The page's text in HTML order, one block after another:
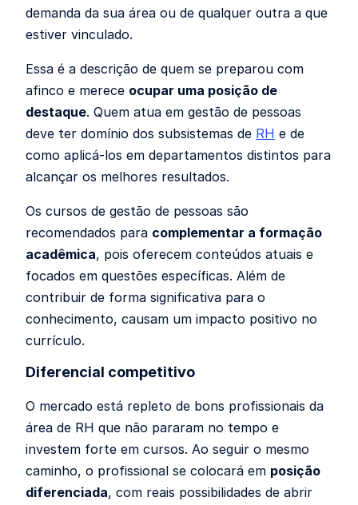
demanda da sua área ou de qualquer outra a que
estiver vinculado.
Essa é a descrição de quem se preparou com
afinco e merece ocupar uma posição de
destaque. Quem atua em gestão de pessoas
deve ter domínio dos subsistemas de RH e de
como aplicá-los em departamentos distintos para
alcançar os melhores resultados.
Os cursos de gestão de pessoas são
recomendados para complementar a formação
acadêmica, pois oferecem conteúdos atuais e
focados em questões específicas. Além de
contribuir de forma significativa para o
conhecimento, causam um impacto positivo no
currículo.
Diferencial competitivo
O mercado está repleto de bons profissionais da
área de RH que não pararam no tempo e
investem forte em cursos. Ao seguir o mesmo
caminho, o profissional se colocará em posição
diferenciada, com reais possibilidades de abrir